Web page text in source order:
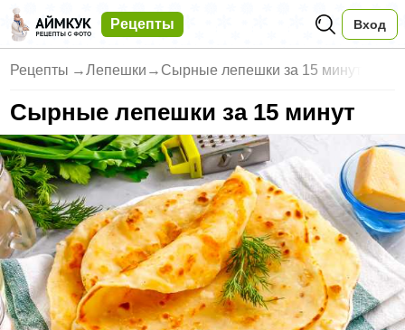
Рецепты Вход
Рецепты →Лепешки → Сырные лепешки за 15 минут
Сырные лепешки за 15 минут